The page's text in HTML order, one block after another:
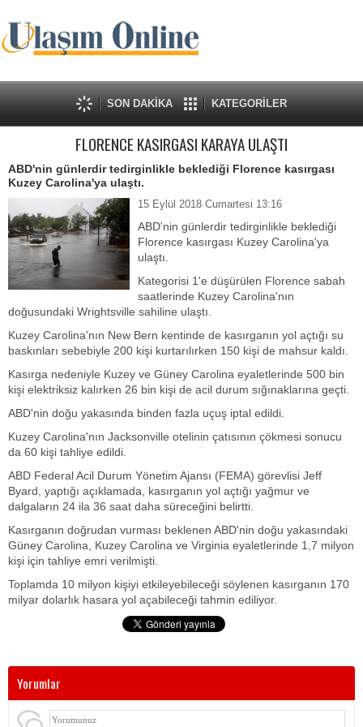
SON DAKİKA KATEGORİLER
FLORENCE KASIRGASI KARAYA ULAŞTI
ABD'nin günlerdir tedirginlikle beklediği Florence kasırgası
Kuzey Carolina'ya ulaştı.
15 Eylül 2018 Cumartesi 13:16
ABD'nin günlerdir tedirginlikle beklediği
Florence kasırgası Kuzey Carolina'ya
ulaştı.
Kategorisi 1'e düşürülen Florence sabah
saatlerinde Kuzey Carolina'nın
doğusundaki Wrightsville sahiline ulaştı.
Kuzey Carolina'nın New Bern kentinde de kasırganın yol açtığı su
baskınları sebebiyle 200 kişi kurtarılırken 150 kişi de mahsur kaldı.
Kasırga nedeniyle Kuzey ve Güney Carolina eyaletlerinde 500 bin
kişi elektriksiz kalırken 26 bin kişi de acil durum sığınaklarına geçti.
ABD'nin doğu yakasında binden fazla uçuş iptal edildi.
Kuzey Carolina'nın Jacksonville otelinin çatısının çökmesi sonucu
da 60 kişi tahliye edildi.
ABD Federal Acil Durum Yönetim Ajansı (FEMA) görevlisi Jeff
Byard, yaptığı açıklamada, kasırganın yol açtığı yağmur ve
dalgaların 24 ila 36 saat daha süreceğini belirtti.
Kasırganın doğrudan vurması beklenen ABD'nin doğu yakasındaki
Güney Carolina, Kuzey Carolina ve Virginia eyaletlerinde 1,7 milyon
kişi için tahliye emri verilmişti.
Toplamda 10 milyon kişiyi etkileyebileceği söylenen kasırganın 170
milyar dolarlık hasara yol açabileceği tahmin ediliyor.
Yorumlar